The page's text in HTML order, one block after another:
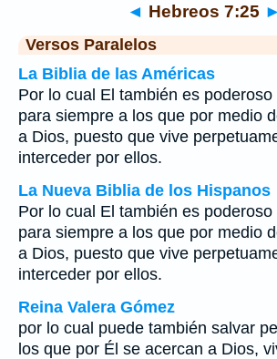
◄ Hebreos 7:25 ►
Versos Paralelos
La Biblia de las Américas
Por lo cual El también es
para siempre a los que por medio
a Dios, puesto que vive
interceder por ellos.
La Nueva Biblia de los Hispanos
Por lo cual El también es
para siempre a los que por medio
a Dios, puesto que vive
interceder por ellos.
Reina Valera Gómez
por lo cual puede también salvar
los que por Él se acercan a Dios,